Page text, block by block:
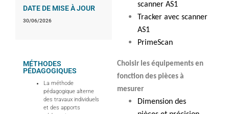
DATE DE MISE À JOUR
30/06/2026
MÉTHODES
PÉDAGOGIQUES
La méthode
pédagogique alterne
des travaux individuels
et des apports
scanner AS1
Tracker avec scanner
AS1
PrimeScan
Choisir les équipements en
fonction des pièces à
mesurer
Dimension des